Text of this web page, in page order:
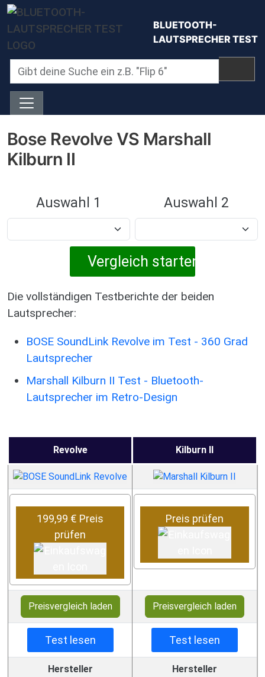
Direkt zum Inhalt
BLUETOOTH-
LAUTSPRECHER TEST
Bose Revolve VS Marshall
Kilburn II
Auswahl 1 Auswahl 2
Die vollständigen Testberichte der beiden
Lautsprecher:
BOSE SoundLink Revolve im Test - 360 Grad
Lautsprecher
Marshall Kilburn II Test - Bluetooth-
Lautsprecher im Retro-Design
Revolve Kilburn II
199,99 € Preis
prüfen
Preis prüfen
Preisvergleich laden Preisvergleich laden
Test lesen Test lesen
Hersteller
Hersteller